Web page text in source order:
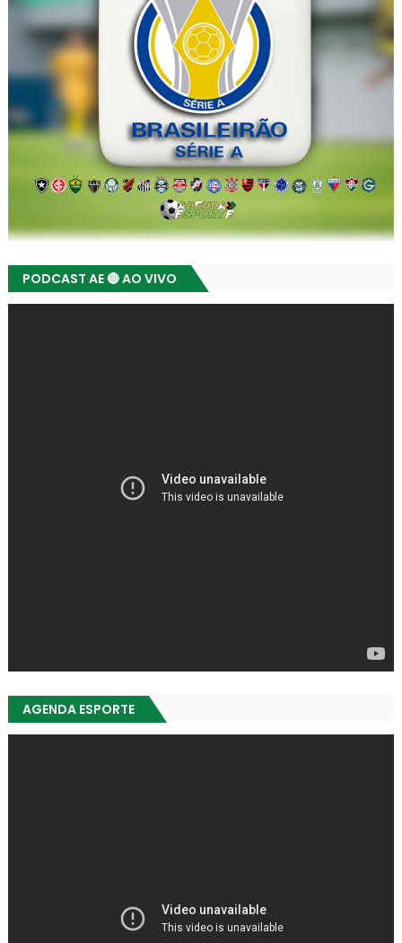
PODCAST AE 🔴 AO VIVO
AGENDA ESPORTE